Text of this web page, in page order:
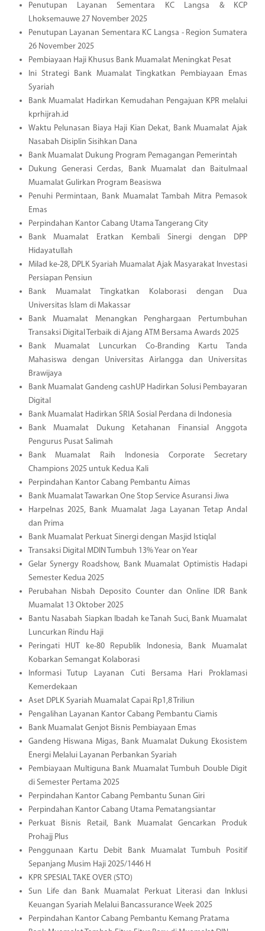
Penutupan Layanan Sementara KC Langsa & KCP
Lhoksemauwe 27 November 2025
Penutupan Layanan Sementara KC Langsa - Region Sumatera
26 November 2025
Pembiayaan Haji Khusus Bank Muamalat Meningkat Pesat
Ini Strategi Bank Muamalat Tingkatkan Pembiayaan Emas
Syariah
Bank Muamalat Hadirkan Kemudahan Pengajuan KPR melalui
kprhijrah.id
Waktu Pelunasan Biaya Haji Kian Dekat, Bank Muamalat Ajak
Nasabah Disiplin Sisihkan Dana
Bank Muamalat Dukung Program Pemagangan Pemerintah
Dukung Generasi Cerdas, Bank Muamalat dan Baitulmaal
Muamalat Gulirkan Program Beasiswa
Penuhi Permintaan, Bank Muamalat Tambah Mitra Pemasok
Emas
Perpindahan Kantor Cabang Utama Tangerang City
Bank Muamalat Eratkan Kembali Sinergi dengan DPP
Hidayatullah
Milad ke-28, DPLK Syariah Muamalat Ajak Masyarakat Investasi
Persiapan Pensiun
Bank Muamalat Tingkatkan Kolaborasi dengan Dua
Universitas Islam di Makassar
Bank Muamalat Menangkan Penghargaan Pertumbuhan
Transaksi Digital Terbaik di Ajang ATM Bersama Awards 2025
Bank Muamalat Luncurkan Co-Branding Kartu Tanda
Mahasiswa dengan Universitas Airlangga dan Universitas
Brawijaya
Bank Muamalat Gandeng cashUP Hadirkan Solusi Pembayaran
Digital
Bank Muamalat Hadirkan SRIA Sosial Perdana di Indonesia
Bank Muamalat Dukung Ketahanan Finansial Anggota
Pengurus Pusat Salimah
Bank Muamalat Raih Indonesia Corporate Secretary
Champions 2025 untuk Kedua Kali
Perpindahan Kantor Cabang Pembantu Aimas
Bank Muamalat Tawarkan One Stop Service Asuransi Jiwa
Harpelnas 2025, Bank Muamalat Jaga Layanan Tetap Andal
dan Prima
Bank Muamalat Perkuat Sinergi dengan Masjid Istiqlal
Transaksi Digital MDIN Tumbuh 13% Year on Year
Gelar Synergy Roadshow, Bank Muamalat Optimistis Hadapi
Semester Kedua 2025
Perubahan Nisbah Deposito Counter dan Online IDR Bank
Muamalat 13 Oktober 2025
Bantu Nasabah Siapkan Ibadah ke Tanah Suci, Bank Muamalat
Luncurkan Rindu Haji
Peringati HUT ke-80 Republik Indonesia, Bank Muamalat
Kobarkan Semangat Kolaborasi
Informasi Tutup Layanan Cuti Bersama Hari Proklamasi
Kemerdekaan
Aset DPLK Syariah Muamalat Capai Rp1,8 Triliun
Pengalihan Layanan Kantor Cabang Pembantu Ciamis
Bank Muamalat Genjot Bisnis Pembiayaan Emas
Gandeng Hiswana Migas, Bank Muamalat Dukung Ekosistem
Energi Melalui Layanan Perbankan Syariah
Pembiayaan Multiguna Bank Muamalat Tumbuh Double Digit
di Semester Pertama 2025
Perpindahan Kantor Cabang Pembantu Sunan Giri
Perpindahan Kantor Cabang Utama Pematangsiantar
Perkuat Bisnis Retail, Bank Muamalat Gencarkan Produk
Prohajj Plus
Penggunaan Kartu Debit Bank Muamalat Tumbuh Positif
Sepanjang Musim Haji 2025/1446 H
KPR SPESIAL TAKE OVER (STO)
Sun Life dan Bank Muamalat Perkuat Literasi dan Inklusi
Keuangan Syariah Melalui Bancassurance Week 2025
Perpindahan Kantor Cabang Pembantu Kemang Pratama